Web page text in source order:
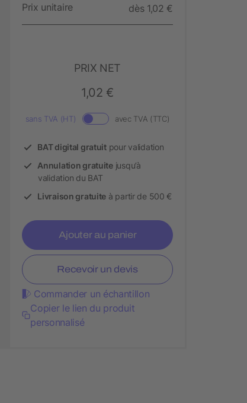
Prix unitaire dès 1,02 €
PRIX NET
1,02 €
sans TVA (HT) avec TVA (TTC)
BAT digital gratuitpour validation
Annulation gratuitejusqu’à
validation du BAT
Livraison gratuite à partir de 500 €
Ajouter au panier
Recevoir un devis
Commander un échantillon
Copier le lien du produit
personnalisé